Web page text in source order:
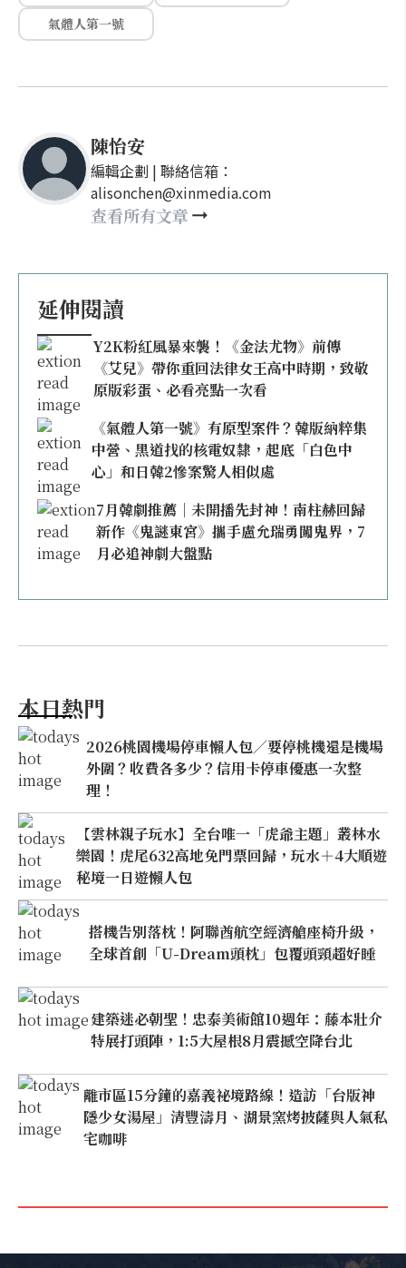
氣體人第一號
陳怡安
編輯企劃 | 聯絡信箱：
alisonchen@xinmedia.com
查看所有文章
延伸閱讀
Y2K粉紅風暴來襲！《金法尤物》前傳
《艾兒》帶你重回法律女王高中時期，致敬
原版彩蛋、必看亮點一次看
《氣體人第一號》有原型案件？韓版納粹集
中營、黑道找的核電奴隸，起底「白色中
心」和日韓2慘案驚人相似處
7月韓劇推薦｜未開播先封神！南柱赫回歸
新作《鬼謎東宮》攜手盧允瑞勇闖鬼界，7
月必追神劇大盤點
本日熱門
2026桃園機場停車懶人包／要停桃機還是機場
外圍？收費各多少？信用卡停車優惠一次整
理！
【雲林親子玩水】全台唯一「虎爺主題」叢林水
樂園！虎尾632高地免門票回歸，玩水＋4大順遊
秘境一日遊懶人包
搭機告別落枕！阿聯酋航空經濟艙座椅升級，
全球首創「U-Dream頭枕」包覆頭頸超好睡
建築迷必朝聖！忠泰美術館10週年：藤本壯介
特展打頭陣，1:5大屋根8月震撼空降台北
離市區15分鐘的嘉義祕境路線！造訪「台版神
隱少女湯屋」清豐濤月、湖景窯烤披薩與人氣私
宅咖啡